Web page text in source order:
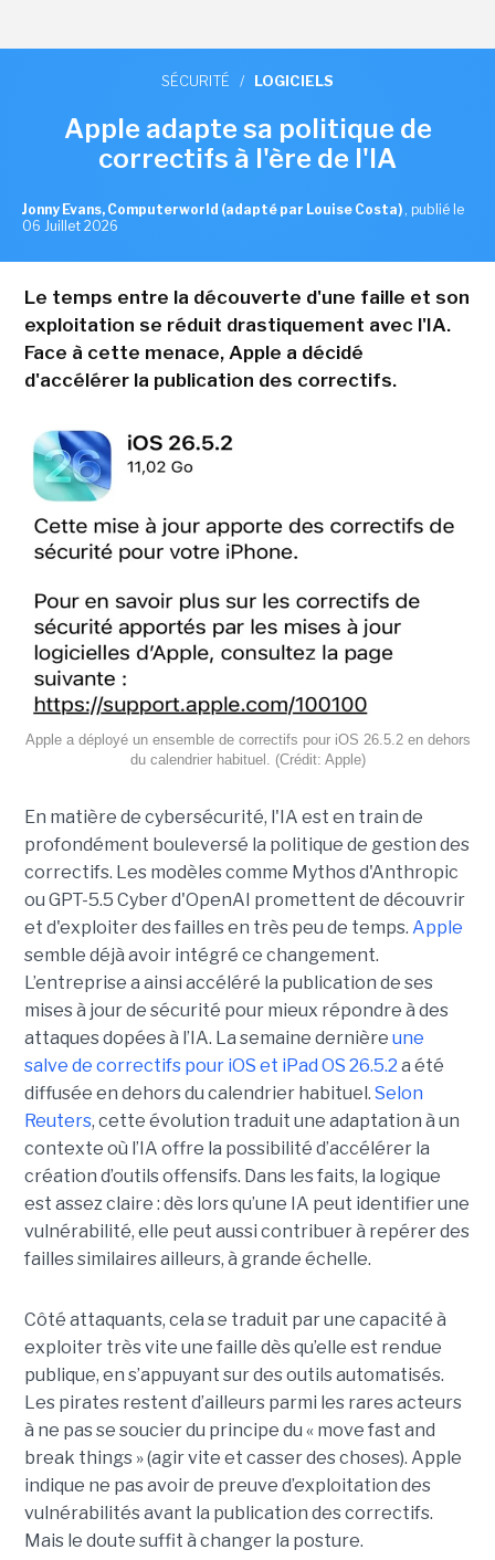
SÉCURITÉ / LOGICIELS
Apple adapte sa politique de
correctifs à l'ère de l'IA
Jonny Evans, Computerworld (adapté par Louise Costa) , publié le
06 Juillet 2026
Le temps entre la découverte d'une faille et son
exploitation se réduit drastiquement avec l'IA.
Face à cette menace, Apple a décidé
d'accélérer la publication des correctifs.
Apple a déployé un ensemble de correctifs pour iOS 26.5.2 en dehors
du calendrier habituel. (Crédit: Apple)
En matière de cybersécurité, l'IA est en train de
profondément bouleversé la politique de gestion des
correctifs. Les modèles comme Mythos d'Anthropic
ou GPT-5.5 Cyber d'OpenAI promettent de découvrir
et d'exploiter des failles en très peu de temps. Apple
semble déjà avoir intégré ce changement.
L’entreprise a ainsi accéléré la publication de ses
mises à jour de sécurité pour mieux répondre à des
attaques dopées à l’IA. La semaine dernière une
salve de correctifs pour iOS et iPad OS 26.5.2 a été
diffusée en dehors du calendrier habituel. Selon
Reuters, cette évolution traduit une adaptation à un
contexte où l’IA offre la possibilité d’accélérer la
création d’outils offensifs. Dans les faits, la logique
est assez claire : dès lors qu’une IA peut identifier une
vulnérabilité, elle peut aussi contribuer à repérer des
failles similaires ailleurs, à grande échelle.
Côté attaquants, cela se traduit par une capacité à
exploiter très vite une faille dès qu’elle est rendue
publique, en s’appuyant sur des outils automatisés.
Les pirates restent d’ailleurs parmi les rares acteurs
à ne pas se soucier du principe du « move fast and
break things » (agir vite et casser des choses). Apple
indique ne pas avoir de preuve d’exploitation des
vulnérabilités avant la publication des correctifs.
Mais le doute suffit à changer la posture.